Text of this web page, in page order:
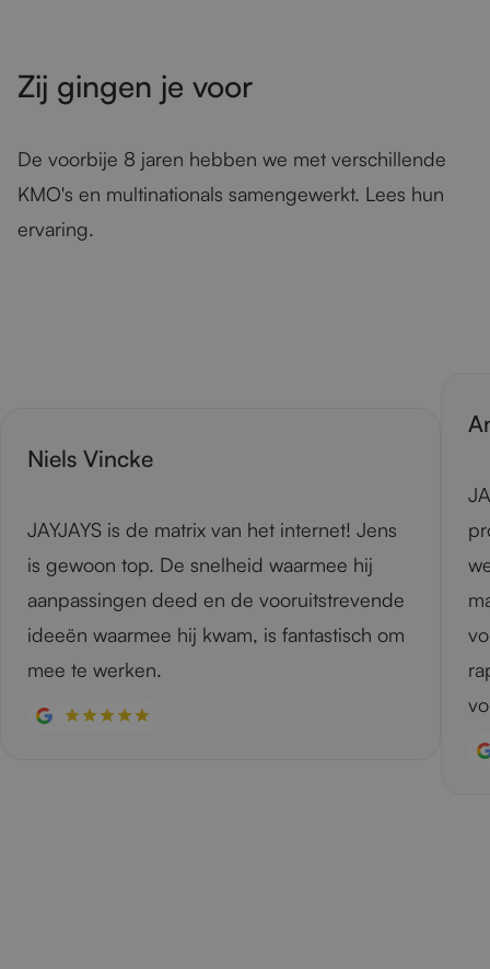
Zij gingen je voor
De voorbije 8 jaren hebben we met verschillende
KMO's en multinationals samengewerkt. Lees hun
ervaring.
Niels Vincke
JAYJAYS is de matrix van het internet! Jens
is gewoon top. De snelheid waarmee hij
aanpassingen deed en de vooruitstrevende
ideeën waarmee hij kwam, is fantastisch om
mee te werken.